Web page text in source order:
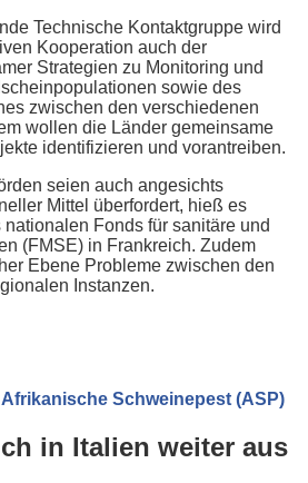
Technische Kontaktgruppe wird
Kooperation auch der
Strategien zu Monitoring und
sowie des
zwischen den verschiedenen
wollen die Länder gemeinsame
identifizieren und vorantreiben.
seien auch angesichts
Mittel überfordert, hieß es
Fonds für sanitäre und
(FMSE) in Frankreich. Zudem
Ebene Probleme zwischen den
Instanzen.
Schweinepest (ASP)
in Italien weiter aus